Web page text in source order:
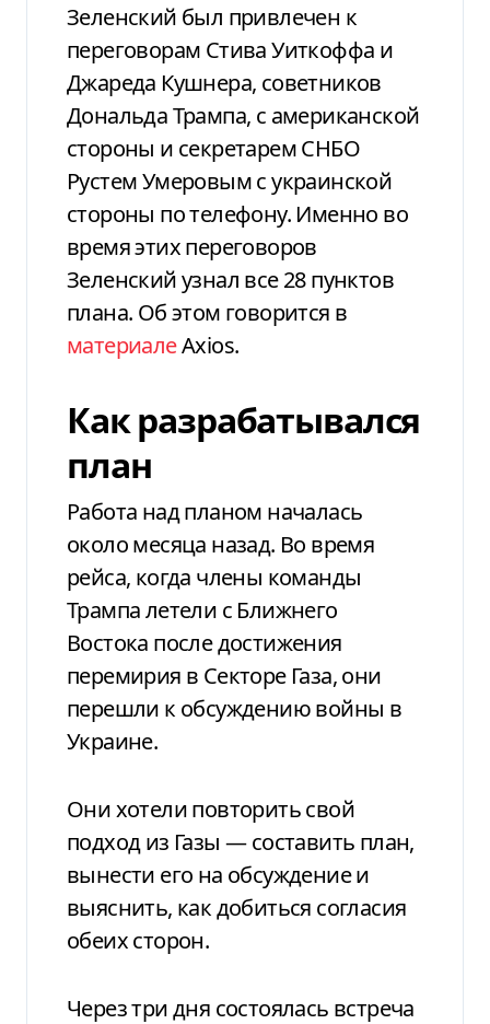
Зеленский был привлечен к
переговорам Стива Уиткоффа и
Джареда Кушнера, советников
Дональда Трампа, с американской
стороны и секретарем СНБО
Рустем Умеровым с украинской
стороны по телефону. Именно во
время этих переговоров
Зеленский узнал все 28 пунктов
плана. Об этом говорится в
материалеAxios.
Как разрабатывался
план
Работа над планом началась
около месяца назад. Во время
рейса, когда члены команды
Трампа летели с Ближнего
Востока после достижения
перемирия в Секторе Газа, они
перешли к обсуждению войны в
Украине.
Они хотели повторить свой
подход из Газы — составить план,
вынести его на обсуждение и
выяснить, как добиться согласия
обеих сторон.
Через три дня состоялась встреча